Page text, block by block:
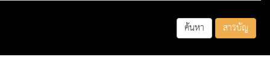
ค้นหา สารบัญ